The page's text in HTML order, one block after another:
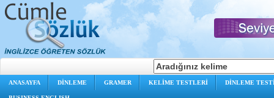
ANASAYFA DİNLEME GRAMER KELİME TESTLERİ DİNLEME